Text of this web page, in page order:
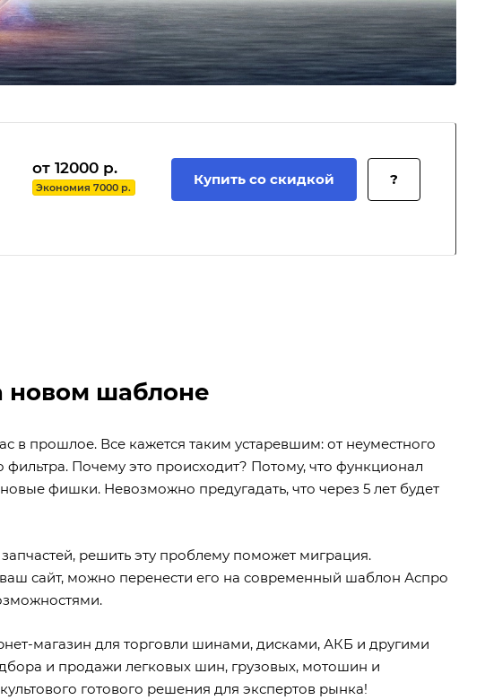
от 12000 р.
Экономия 7000 р. Купить со скидкой ?
новом шаблоне
в прошлое. Все кажется таким устаревшим: от неуместного
Почему это происходит? Потому, что функционал
фишки. Невозможно предугадать, что через 5 лет будет
решить эту проблему поможет миграция.
сайт, можно перенести его на современный шаблон Аспро
магазин для торговли шинами, дисками, АКБ и другими
и продажи легковых шин, грузовых, мотошин и
готового решения для экспертов рынка!